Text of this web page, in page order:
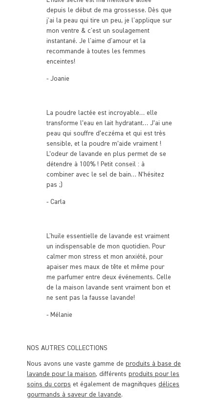
depuis le début de ma grossesse. Dès que
j'ai la peau qui tire un peu, je l'applique sur
mon ventre & c'est un soulagement
instantané. Je l'aime d'amour et la
recommande à toutes les femmes
enceintes!
- Joanie
La poudre lactée est incroyable… elle
transforme l’eau en lait hydratant… J’ai une
peau qui souffre d’eczéma et qui est très
sensible, et la poudre m’aide vraiment !
L’odeur de lavande en plus permet de se
détendre à 100% ! Petit conseil : à
combiner avec le sel de bain… N’hésitez
pas ;)
- Carla
L'huile essentielle de lavande est vraiment
un indispensable de mon quotidien. Pour
calmer mon stress et mon anxiété, pour
apaiser mes maux de tête et même pour
me parfumer entre deux événements. Celle
de la maison lavande sent vraiment bon et
ne sent pas la fausse lavande!
- Mélanie
NOS AUTRES COLLECTIONS
Nous avons une vaste gamme de produits à base de
lavande pour la maison, différents produits pour les
soins du corps et également de magnifiques délices
gourmands à saveur de lavande.